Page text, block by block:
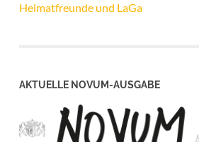
Heimatfreunde und LaGa
AKTUELLE NOVUM-AUSGABE